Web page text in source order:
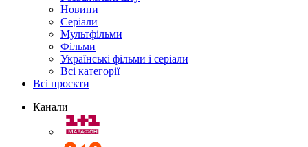
Новини
Серіали
Мультфільми
Фільми
Українські фільми і серіали
Всі категорії
Всі проєкти
Канали